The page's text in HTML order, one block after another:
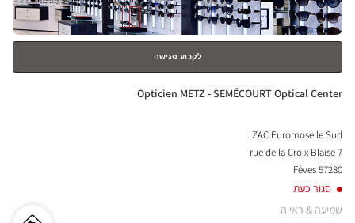
לקבוע פגישה
חנות:
Opticien METZ - SEMÉCOURT Optical Center
ZAC Euromoselle Sud
7 rue de la Croix Blaise
57280 Fèves
סגור כעת
שמיעה & ראייה